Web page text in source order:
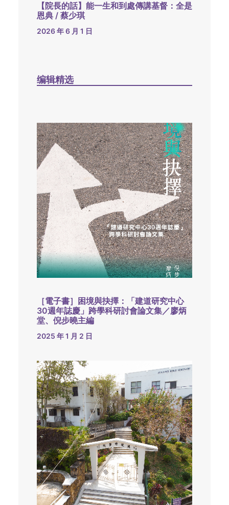
【院長的話】能一生和到處傳講基督：全是
恩典 / 蔡少琪
2026 年 6 月 1 日
编辑精选
［電子書］困境與抉擇：「建道研究中心
30週年誌慶」跨學科研討會論文集／廖炳
堂、倪步曉主編
2025 年 1 月 2 日